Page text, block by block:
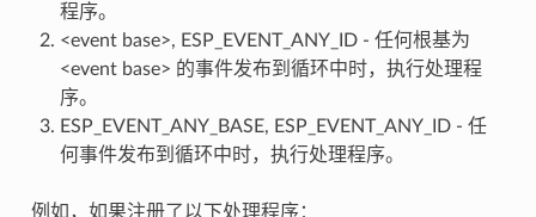
程序。
<event base>, ESP_EVENT_ANY_ID - 任何根基为
<event base> 的事件发布到循环中时，执行处理程
序。
ESP_EVENT_ANY_BASE, ESP_EVENT_ANY_ID - 任
何事件发布到循环中时，执行处理程序。
例如，如果注册了以下处理程序：